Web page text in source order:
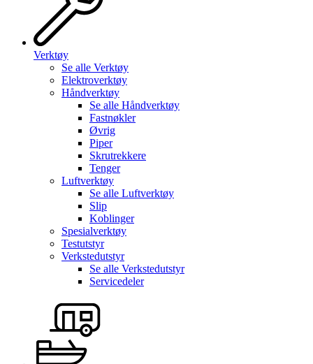
Verktøy
Se alle Verktøy
Elektroverktøy
Håndverktøy
Se alle Håndverktøy
Fastnøkler
Øvrig
Piper
Skrutrekkere
Tenger
Luftverktøy
Se alle Luftverktøy
Slip
Koblinger
Spesialverktøy
Testutstyr
Verkstedutstyr
Se alle Verkstedutstyr
Servicedeler